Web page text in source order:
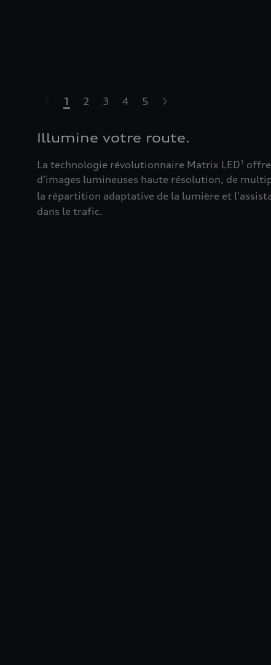
1 2 3 4 5
Illumine votre route.
La technologie révolutionnaire Matrix LED1
d'images lumineuses haute résolution, de
la répartition adaptative de la lumière et
dans le trafic.